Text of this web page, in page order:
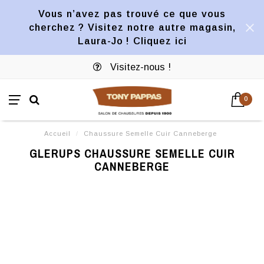
Vous n’avez pas trouvé ce que vous
cherchez ? Visitez notre autre magasin,
Laura-Jo ! Cliquez ici
Visitez-nous !
0
Accueil / Chaussure Semelle Cuir Canneberge
GLERUPS CHAUSSURE SEMELLE CUIR
CANNEBERGE